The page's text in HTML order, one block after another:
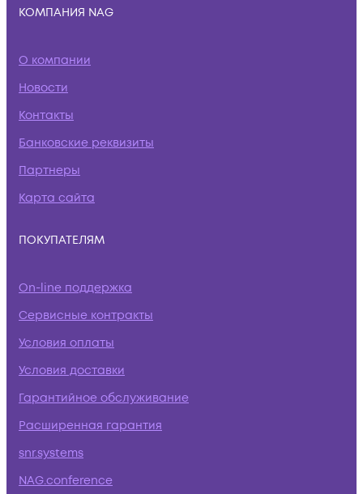
КОМПАНИЯ NAG
О компании
Новости
Контакты
Банковские реквизиты
Партнеры
Карта сайта
ПОКУПАТЕЛЯМ
On-line поддержка
Сервисные контракты
Условия оплаты
Условия доставки
Гарантийное обслуживание
Расширенная гарантия
snr.systems
NAG.conference